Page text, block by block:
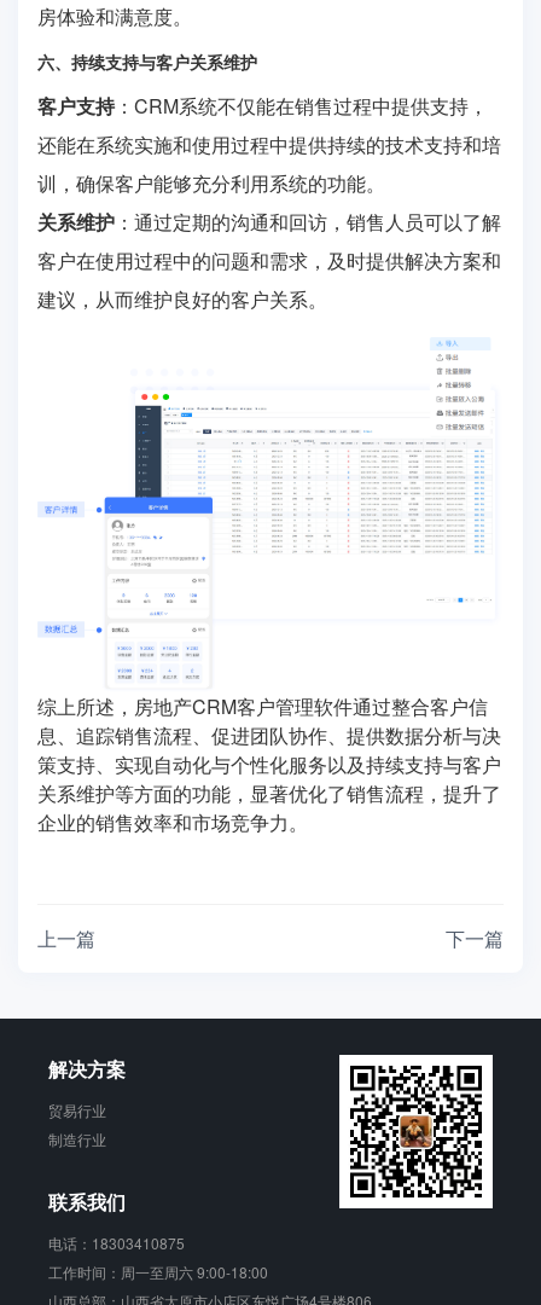
房体验和满意度。
六、持续支持与客户关系维护
客户支持：CRM系统不仅能在销售过程中提供支持，
还能在系统实施和使用过程中提供持续的技术支持和培
训，确保客户能够充分利用系统的功能。
关系维护 ：通过定期的沟通和回访，销售人员可以了解
客户在使用过程中的问题和需求，及时提供解决方案和
建议，从而维护良好的客户关系。
综上所述，房地产CRM客户管理软件通过整合客户信
息、追踪销售流程、促进团队协作、提供数据分析与决
策支持、实现自动化与个性化服务以及持续支持与客户
关系维护等方面的功能，显著优化了销售流程，提升了
企业的销售效率和市场竞争力。
上一篇 下一篇
解决方案
贸易行业
制造行业
联系我们
电话：18303410875
工作时间：周一至周六 9:00-18:00
山西总部：山西省太原市小店区东悦广场4号楼806